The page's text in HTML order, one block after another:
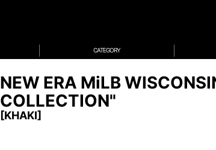
CATEGORY
NEW ERA MiLB
COLLECTION"
[KHAKI]